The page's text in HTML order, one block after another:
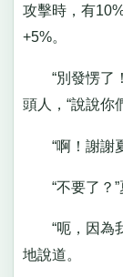
攻擊時，有
+5%。
“別發愣了！
頭人，“說說你
“啊！謝謝夏
“不要了？”
“呃，因為我
地說道。